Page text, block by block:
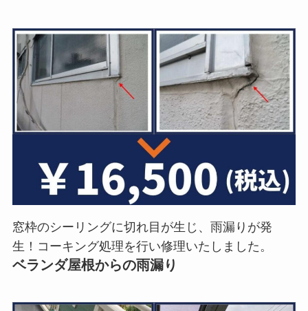
窓枠のシーリングに切れ目が生じ、雨漏りが発
生！コーキング処理を行い修理いたしました。
ベランダ屋根からの雨漏り